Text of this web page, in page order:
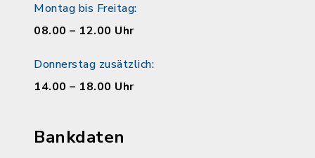
Montag bis Freitag:
08.00 – 12.00 Uhr
Donnerstag zusätzlich:
14.00 – 18.00 Uhr
Bankdaten